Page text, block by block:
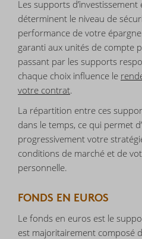
Les supports d’investissement
déterminent le niveau de
performance de votre
garanti aux unités de compte
passant par les supports
chaque choix influence le
votre contrat.
La répartition entre ces
dans le temps, ce qui permet
progressivement votre
conditions de marché et de
personnelle.
FONDS EN EUROS
Le fonds en euros est le
est majoritairement composé